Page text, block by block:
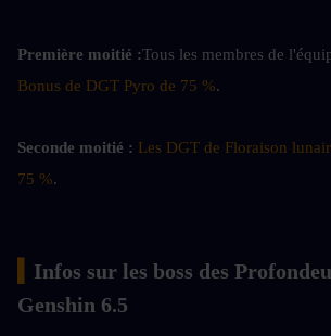
Première moitié :
Bonus de DGT Pyro de 75 %.
Seconde moitié : Les DGT de Floraison
75 %.
Infos sur les boss des
Genshin 6.5